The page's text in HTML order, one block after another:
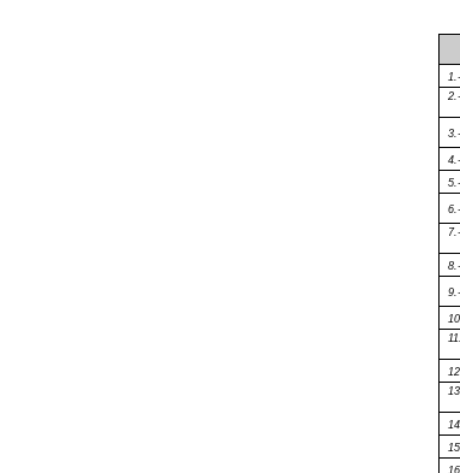
1.-
2.-
3.-
4.-
5.-
6.-
7.-
8.-
9.-